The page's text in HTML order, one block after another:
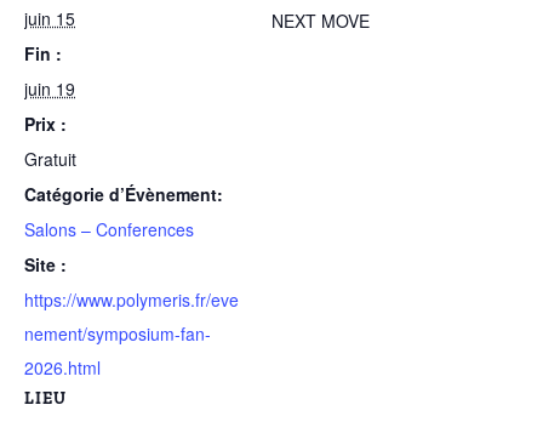
juin 15
Fin :
juin 19
Prix :
Gratuit
Catégorie d’Évènement:
Salons – Conferences
Site :
https://www.polymeris.fr/eve
nement/symposium-fan-
2026.html
LIEU
NEXT MOVE